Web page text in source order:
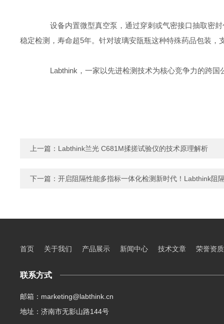
设备内置微型真空泵，通过穿刺或气密接口抽取密封
稳定检测，寿命超5年。针对玻璃安瓿瓶这种特殊药品包装
Labthink，一家以先进检测技术为核心竞争力的跨国
上一篇： Labthink兰光 C681M揉搓试验仪的技术原理解析
下一篇： 开启阻隔性能多指标一体化检测新时代！Labthink阻
首页 关于我们 产品展示 新闻中心 技术文章 荣誉资质
联系方式
邮箱：marketing@labthink.cn
地址：济南市无影山路144号